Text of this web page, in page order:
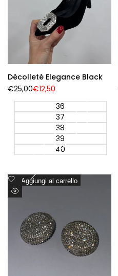
Décolleté Elegance Black
Prezzo
Regolare
€25,00Prezzo
vendita
€12,50
36
37
38
39
40
Aggiungi al carrello
Aggiungi
alla
desideri